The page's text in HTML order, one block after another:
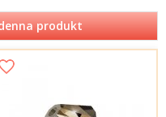
produkt